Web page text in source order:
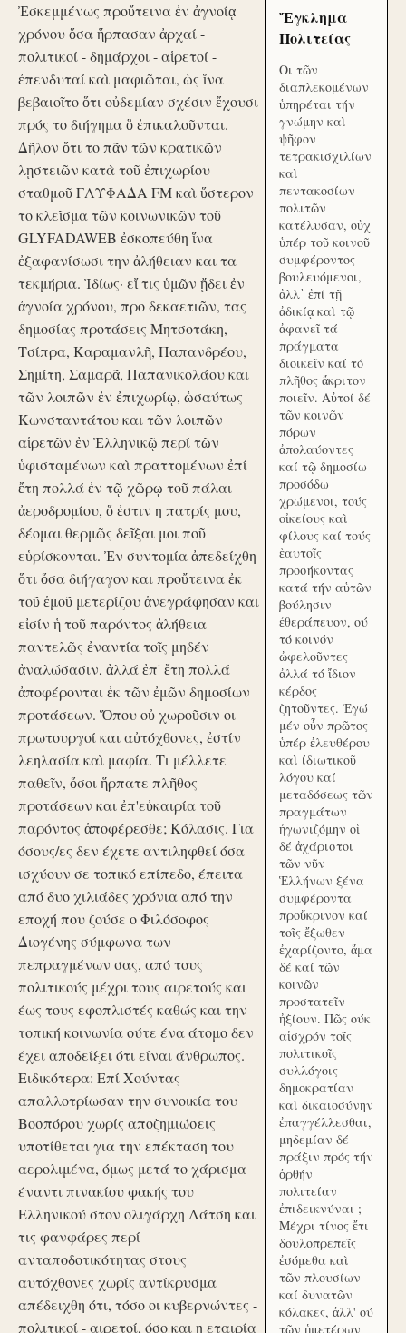
Ἐσκεμμένως προὔτεινα ἐν ἀγνοίᾳ
χρόνου ὅσα ἥρπασαν ἀρχαί -
πολιτικοί - δημάρχοι - αἱρετοί -
ἐπενδυταί καὶ μαφιῶται, ὡς ἵνα
βεβαιοῖτο ὅτι οὐδεμίαν σχέσιν ἔχουσι
πρός το διήγημα ὃ ἐπικαλοῦνται.
Δῆλον ὅτι το πᾶν τῶν κρατικῶν
λῃστειῶν κατὰ τοῦ ἐπιχωρίου
σταθμοῦ ΓΛΥΦΑΔΑ FM καὶ ὕστερον
το κλεῖσμα τῶν κοινωνικῶν τοῦ
GLYFADAWEB ἐσκοπεύθη ἵνα
ἐξαφανίσωσι την ἀλήθειαν και τα
τεκμήρια. Ἰδίως· εἴ τις ὑμῶν ᾔδει ἐν
ἀγνοία χρόνου, προ δεκαετιῶν, τας
δημοσίας προτάσεις Μητσοτάκη,
Τσίπρα, Καραμανλῆ, Παπανδρέου,
Σημίτη, Σαμαρᾶ, Παπανικολάου και
τῶν λοιπῶν ἐν ἐπιχωρίῳ, ὡσαύτως
Κωνσταντάτου και τῶν λοιπῶν
αἱρετῶν ἐν Ἑλληνικῷ περί τῶν
ὑφισταμένων καὶ πραττομένων ἐπί
ἔτη πολλά ἐν τῷ χῶρῳ τοῦ πάλαι
ἀεροδρομίου, ὅ ἐστιν η πατρίς μου,
δέομαι θερμῶς δεῖξαι μοι ποῦ
εὑρίσκονται. Ἐν συντομία ἀπεδείχθη
ὅτι ὅσα διήγαγον και προὔτεινα ἐκ
τοῦ ἐμοῦ μετερίζου ἀνεγράφησαν και
εἰσίν ἡ τοῦ παρόντος ἀλήθεια
παντελῶς ἐναντία τοῖς μηδέν
ἀναλώσασιν, ἀλλά ἐπ' ἔτη πολλά
ἀποφέρονται ἐκ τῶν ἐμῶν δημοσίων
προτάσεων. Ὅπου οὐ χωροῦσιν οι
πρωτουργοί και αὐτόχθονες, ἐστίν
λεηλασία καὶ μαφία. Τι μέλλετε
παθεῖν, ὅσοι ἥρπατε πλῆθος
προτάσεων και ἐπ'εὐκαιρία τοῦ
παρόντος ἀποφέρεσθε; Κόλασις. Για
όσους/ες δεν έχετε αντιληφθεί όσα
ισχύουν σε τοπικό επίπεδο, έπειτα
από δυο χιλιάδες χρόνια από την
εποχή που ζούσε ο Φιλόσοφος
Διογένης σύμφωνα των
πεπραγμένων σας, από τους
πολιτικούς μέχρι τους αιρετούς και
έως τους εφοπλιστές καθώς και την
τοπική κοινωνία ούτε ένα άτομο δεν
έχει αποδείξει ότι είναι άνθρωπος.
Ειδικότερα: Επί Χούντας
απαλλοτρίωσαν την συνοικία του
Βοσπόρου χωρίς αποζημιώσεις
υποτίθεται για την επέκταση του
αερολιμένα, όμως μετά το χάρισμα
έναντι πινακίου φακής του
Ελληνικού στον ολιγάρχη Λάτση και
τις φανφάρες περί
ανταποδοτικότητας στους
αυτόχθονες χωρίς αντίκρυσμα
απέδειχθη ότι, τόσο οι κυβερνώντες -
πολιτικοί - αιρετοί, όσο και η εταιρία
Ἔγκλημα
Πολιτείας
Οι τῶν
διαπλεκομένων
ὑπηρέται τήν
γνώμην καὶ
ψῆφον
τετρακισχιλίων
καὶ
πεντακοσίων
πολιτῶν
κατέλυσαν, οὐχ
ὑπέρ τοῦ κοινοῦ
συμφέροντος
βουλευόμενοι,
ἀλλ᾽ ἐπί τῇ
ἀδικίᾳ καὶ τῷ
ἀφανεῖ τά
πράγματα
διοικεῖν καί τό
πλῆθος ἄκριτον
ποιεῖν. Αὐτοί δέ
τῶν κοινῶν
πόρων
ἀπολαύοντες
καί τῷ δημοσίω
προσόδω
χρώμενοι, τούς
οἰκείους καὶ
φίλους καί τούς
ἑαυτοῖς
προσήκοντας
κατά τήν αὑτῶν
βούλησιν
ἐθεράπευον, ού
τό κοινόν
ὠφελοῦντες
ἀλλά τό ἴδιον
κέρδος
ζητοῦντες. Ἐγώ
μέν οὖν πρῶτος
ὑπέρ ἐλευθέρου
καὶ ίδιωτικοῦ
λόγου καί
μεταδόσεως τῶν
πραγμάτων
ἠγωνιζόμην οἱ
δέ ἀχάριστοι
τῶν νῦν
Ἑλλήνων ξένα
συμφέροντα
προὔκρινον καί
τοῖς ἔξωθεν
ἐχαρίζοντο, ἅμα
δέ καί τῶν
κοινῶν
προστατεῖν
ἠξίουν. Πῶς ούκ
αἰσχρόν τοῖς
πολιτικοῖς
συλλόγοις
δημοκρατίαν
καὶ δικαιοσύνην
ἐπαγγέλλεσθαι,
μηδεμίαν δέ
πράξιν πρός τήν
ὀρθήν
πολιτείαν
ἐπιδεικνύναι ;
Μέχρι τίνος ἔτι
δουλοπρεπεῖς
ἐσόμεθα καὶ
τῶν πλουσίων
καί δυνατῶν
κόλακες, ἀλλ' ού
τῶν ἡμετέρων